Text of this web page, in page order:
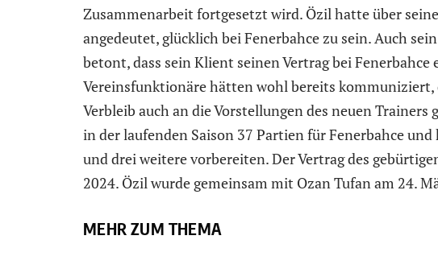
Zusammenarbeit fortgesetzt wird. Özil hatte über
angedeutet, glücklich bei Fenerbahce zu sein. Auch
betont, dass sein Klient seinen Vertrag bei
Vereinsfunktionäre hätten wohl bereits kommuniziert,
Verbleib auch an die Vorstellungen des neuen
in der laufenden Saison 37 Partien für Fenerbahce
und drei weitere vorbereiten. Der Vertrag des
2024. Özil wurde gemeinsam mit Ozan Tufan am 24.
MEHR ZUM THEMA